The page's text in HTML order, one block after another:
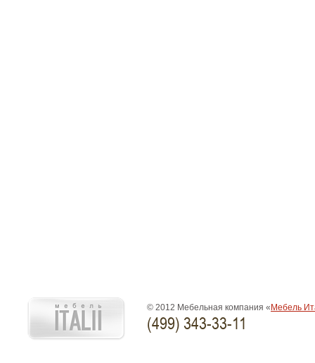
© 2012 Мебельная компания « Мебель
(499) 343-33-11